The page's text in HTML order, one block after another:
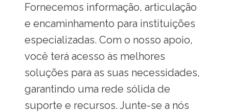
Fornecemos informação, articulação
e encaminhamento para instituições
especializadas. Com o nosso apoio,
você terá acesso às melhores
soluções para as suas necessidades,
garantindo uma rede sólida de
suporte e recursos. Junte-se a nós